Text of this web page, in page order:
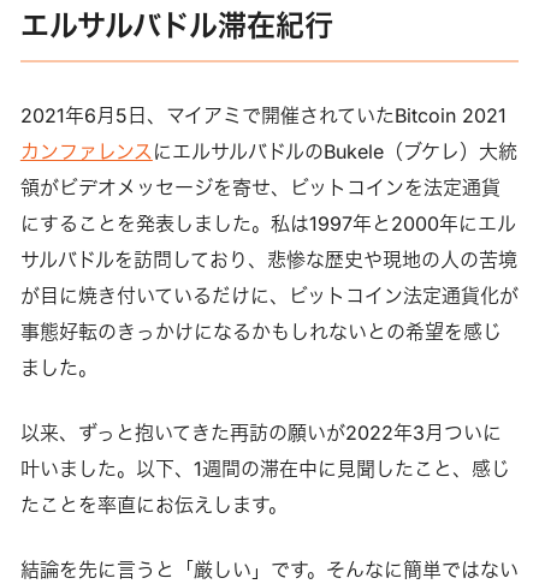
エルサルバドル滞在紀行
2021年6月5日、マイアミで開催されていたBitcoin 2021
カンファレンスにエルサルバドルのBukele（ブケレ）大統
領がビデオメッセージを寄せ、ビットコインを法定通貨
にすることを発表しました。私は1997年と2000年にエル
サルバドルを訪問しており、悲惨な歴史や現地の人の苦境
が目に焼き付いているだけに、ビットコイン法定通貨化が
事態好転のきっかけになるかもしれないとの希望を感じ
ました。
以来、ずっと抱いてきた再訪の願いが2022年3月ついに
叶いました。以下、1週間の滞在中に見聞したこと、感じ
たことを率直にお伝えします。
結論を先に言うと「厳しい」です。そんなに簡単ではない